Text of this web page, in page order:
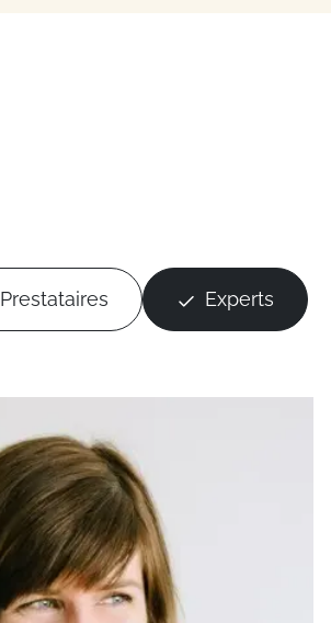
Prestataires Experts